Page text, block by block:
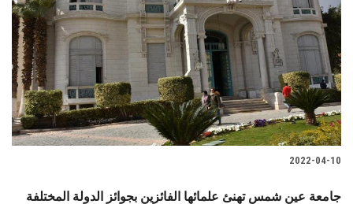
2022-04-10
جامعة عين شمس تهنئ علمائها الفائزين بجوائز الدولة المختلفة